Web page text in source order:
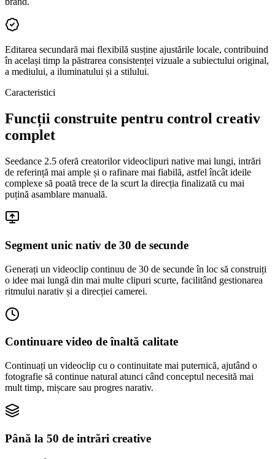
Editarea secundară mai flexibilă susține ajustările locale, contribuind
în același timp la păstrarea consistenței vizuale a subiectului original,
a mediului, a iluminatului și a stilului.
Caracteristici
Funcții construite pentru control creativ
complet
Seedance 2.5 oferă creatorilor videoclipuri native mai lungi, intrări
de referință mai ample și o rafinare mai fiabilă, astfel încât ideile
complexe să poată trece de la scurt la direcția finalizată cu mai
puțină asamblare manuală.
Segment unic nativ de 30 de secunde
Generați un videoclip continuu de 30 de secunde în loc să construiți
o idee mai lungă din mai multe clipuri scurte, facilitând gestionarea
ritmului narativ și a direcției camerei.
Continuare video de înaltă calitate
Continuați un videoclip cu o continuitate mai puternică, ajutând o
fotografie să continue natural atunci când conceptul necesită mai
mult timp, mișcare sau progres narativ.
Până la 50 de intrări creative